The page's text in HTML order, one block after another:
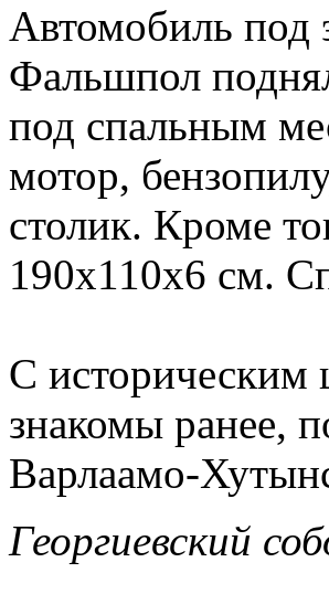
Автомобиль под
Фальшпол
под спальным
мотор,
столик. Кроме
190х110х6 см.
С историческим
знакомы ранее,
Варлаамо-
Георгиевский